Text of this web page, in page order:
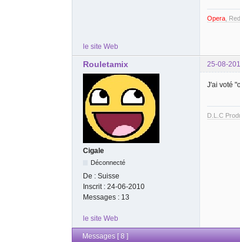
Opera ,
le site Web
Rouletamix 25-08-
Cigale
Déconnecté
De : Suisse
Inscrit : 24-06-2010
Messages : 13
J'ai voté
D.L.C
le site Web
Messages [ 8 ]